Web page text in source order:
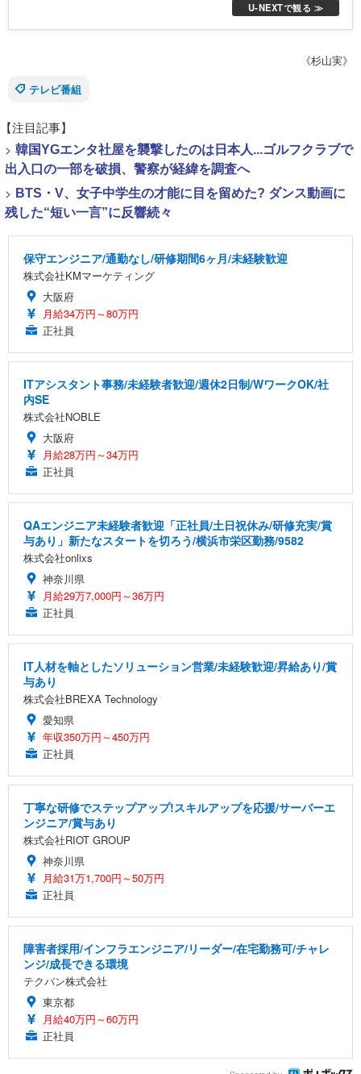
楽しめるエンターテインメント大作として描
く。
U-NEXTで観る ≫
《杉山実》
テレビ番組
【注目記事】
> 韓国YGエンタ社屋を襲撃したのは日本人...ゴルフクラブで
出入口の一部を破損、警察が経緯を調査へ
> BTS・V、女子中学生の才能に目を留めた? ダンス動画に
残した“短い一言”に反響続々
保守エンジニア/通勤なし/研修期間6ヶ月/未経験歓迎
株式会社KMマーケティング
大阪府
月給34万円～80万円
正社員
ITアシスタント事務/未経験者歓迎/週休2日制/WワークOK/社
内SE
株式会社NOBLE
大阪府
月給28万円～34万円
正社員
QAエンジニア未経験者歓迎「正社員/土日祝休み/研修充実/賞
与あり」新たなスタートを切ろう/横浜市栄区勤務/9582
株式会社onlixs
神奈川県
月給29万7,000円～36万円
正社員
IT人材を軸としたソリューション営業/未経験歓迎/昇給あり/賞
与あり
株式会社BREXA Technology
愛知県
年収350万円～450万円
正社員
丁寧な研修でステップアップ!スキルアップを応援/サーバーエ
ンジニア/賞与あり
株式会社RIOT GROUP
神奈川県
月給31万1,700円～50万円
正社員
障害者採用/インフラエンジニア/リーダー/在宅勤務可/チャレ
ンジ/成長できる環境
テクバン株式会社
東京都
月給40万円～60万円
正社員